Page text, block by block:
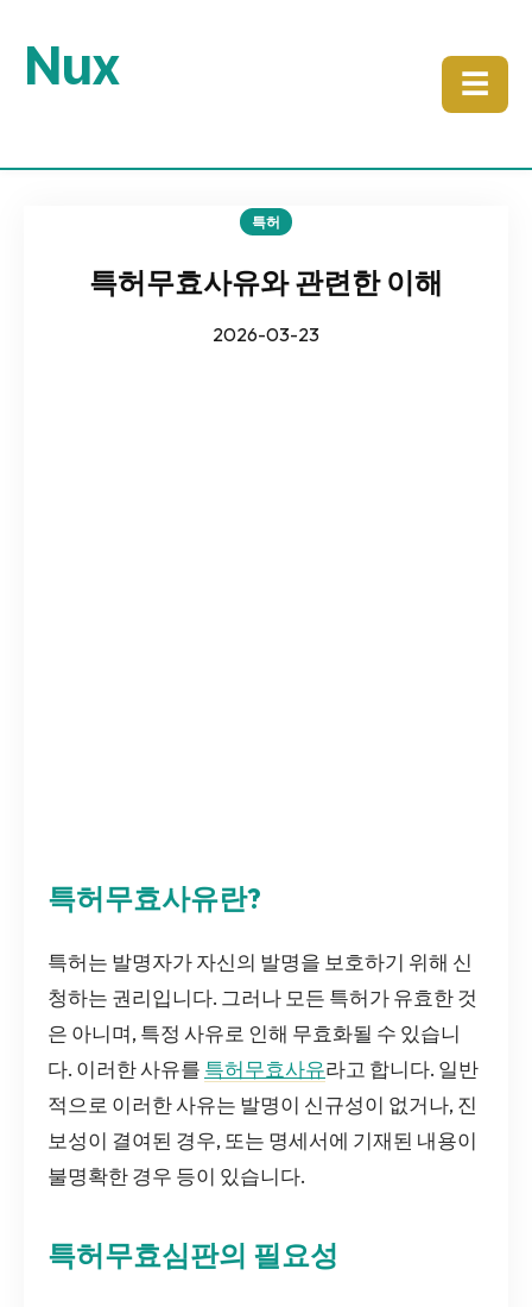
Nux ☰
특허
특허무효사유와 관련한 이해
2026-03-23
특허무효사유란?
특허는 발명자가 자신의 발명을 보호하기 위해 신
청하는 권리입니다. 그러나 모든 특허가 유효한 것
은 아니며, 특정 사유로 인해 무효화될 수 있습니
다. 이러한 사유를 특허무효사유라고 합니다. 일반
적으로 이러한 사유는 발명이 신규성이 없거나, 진
보성이 결여된 경우, 또는 명세서에 기재된 내용이
불명확한 경우 등이 있습니다.
특허무효심판의 필요성